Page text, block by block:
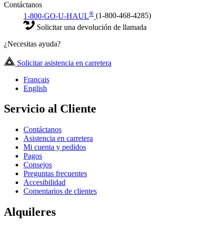
Contáctanos
1-800-GO-U-HAUL® (1-800-468-4285)
Solicitar una devolución de llamada
¿Necesitas ayuda?
Solicitar asistencia en carretera
Français
English
Servicio al Cliente
Contáctanos
Asistencia en carretera
Mi cuenta y pedidos
Pagos
Consejos
Preguntas frecuentes
Accesibilidad
Comentarios de clientes
Alquileres